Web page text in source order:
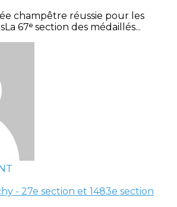
champêtre réussie pour les
67ᵉ section des médaillés...